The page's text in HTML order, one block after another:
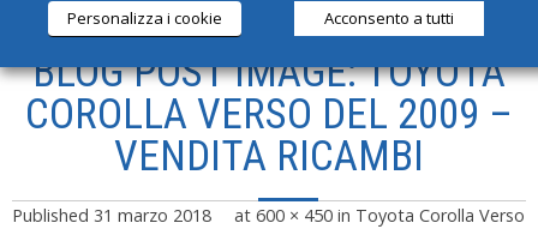
SERVIZI
PRODOTTI
CONTATTI
BLOG POST IMAGE: TOYOTA
COROLLA VERSO DEL 2009 –
VENDITA RICAMBI
Published 31 marzo 2018 at 600 × 450 in Toyota Corolla Verso
Personalizza i cookie Acconsento a tutti